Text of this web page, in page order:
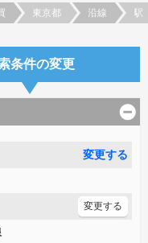
東京都 沿線 駅
条件の変更
変更する
変更する